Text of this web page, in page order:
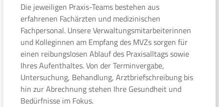
Die jeweiligen Praxis-Teams bestehen aus
erfahrenen Fachärzten und medizinischen
Fachpersonal. Unsere Verwaltungsmitarbeiterinnen
und Kolleginnen am Empfang des MVZs sorgen für
einen reibungslosen Ablauf des Praxisalltags sowie
Ihres Aufenthaltes. Von der Terminvergabe,
Untersuchung, Behandlung, Arztbriefschreibung bis
hin zur Abrechnung stehen Ihre Gesundheit und
Bedürfnisse im Fokus.